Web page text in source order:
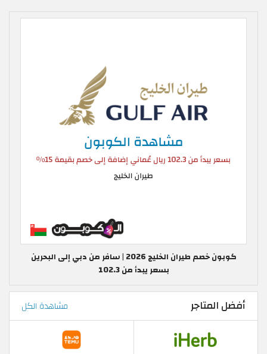
كوبون خصم طيران الخليج 2026 | سافر من دبي إلى البحرين
بسعر يبدأ من 102.3
أفضل المتاجر مشاهدة الكل